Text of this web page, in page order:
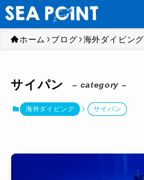
ホーム ブログ 海外ダイビング
サイパン – category –
海外ダイビング サイパン